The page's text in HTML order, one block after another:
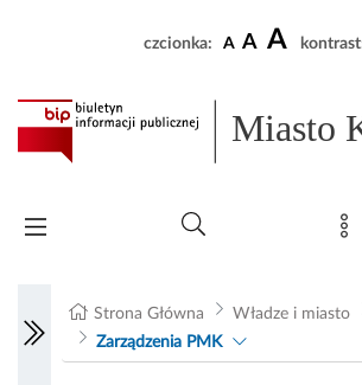
czcionka: A A A
Miasto
Strona Główna Władze i miasto
Zarządzenia PMK